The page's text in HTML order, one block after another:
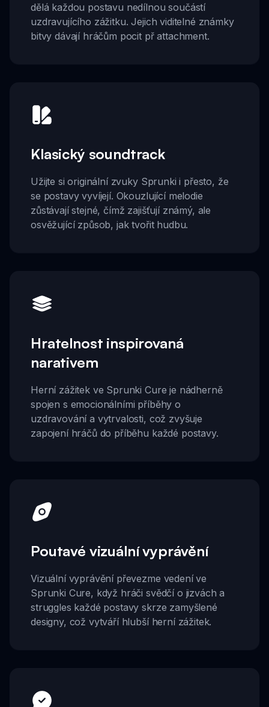
dělá každou postavu nedílnou součástí
uzdravujícího zážitku. Jejich viditelné známky
bitvy dávají hráčům pocit př attachment.
Klasický soundtrack
Užijte si originální zvuky Sprunki i přesto, že
se postavy vyvíjejí. Okouzlující melodie
zůstávají stejné, čímž zajišťují známý, ale
osvěžující způsob, jak tvořit hudbu.
Hratelnost inspirovaná
narativem
Herní zážitek ve Sprunki Cure je nádherně
spojen s emocionálními příběhy o
uzdravování a vytrvalosti, což zvyšuje
zapojení hráčů do příběhu každé postavy.
Poutavé vizuální vyprávění
Vizuální vyprávění převezme vedení ve
Sprunki Cure, když hráči svědčí o jizvách a
struggles každé postavy skrze zamyšlené
designy, což vytváří hlubší herní zážitek.